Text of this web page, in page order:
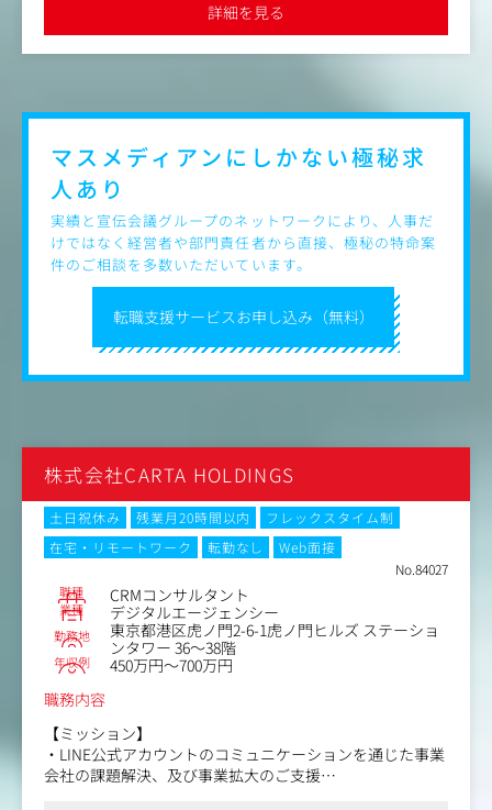
援する上で福利厚生面も充実しています
詳細を見る
転職支援サービスお申し込み（無料）
マスメディアンにしかない極秘求
人あり
実績と宣伝会議グループのネットワークにより、人事だ
けではなく経営者や部門責任者から直接、極秘の特命案
件のご相談を多数いただいています。
株式会社CARTA HOLDINGS
土日祝休み 残業月20時間以内
フレックスタイム制
在宅・リモートワーク
転勤なし
Web面接
No.84027
職種 CRMコンサルタント
業種 デジタルエージェンシー
勤務地
東京都港区虎ノ門2-6-1虎ノ門ヒルズ ステーショ
ンタワー 36～38階
年収例
450万円～700万円
職務内容
【ミッション】
・LINE公式アカウントのコミュニケーションを通じた事業
会社の課題解決、及び事業拡大のご支援